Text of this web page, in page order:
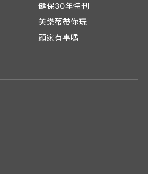
健保30年特刊
美樂蒂帶你玩
頭家有事嗎